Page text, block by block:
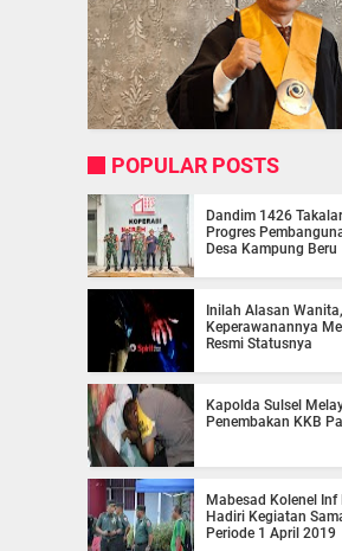
POPULAR POSTS
Dandim 1426
Progres
Desa Kampung Beru
Inilah Alasan
Keperawanannya
Resmi Statusnya
Kapolda Sulsel
Penembakan KKB
Mabesad Kolenel Inf
Hadiri Kegiatan
Periode 1 April 2019